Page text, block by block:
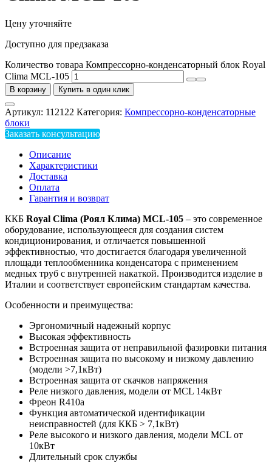
Цену уточняйте
Доступно для предзаказа
Количество товара Компрессорно-конденсаторный блок Royal
Clima MCL-105
В корзину Купить в один клик
Артикул: 112122 Категория: Компрессорно-конденсаторные
блоки
Заказать консультацию
Описание
Характеристики
Доставка
Оплата
Гарантия и возврат
ККБ Royal Clima (Роял Клима) MCL-105 – это современное
оборудование, использующееся для создания систем
кондиционирования, и отличается повышенной
эффективностью, что достигается благодаря увеличенной
площади теплообменника конденсатора с применением
медных труб с внутренней накаткой. Производится изделие в
Италии и соответствует европейским стандартам качества.
Особенности и преимущества:
Эргономичный надежный корпус
Высокая эффективность
Встроенная защита от неправильной фазировки питания
Встроенная защита по высокому и низкому давлению
(модели >7,1кВт)
Встроенная защита от скачков напряжения
Реле низкого давления, модели от MCL 14кВт
Фреон R410a
Функция автоматической идентификации
неисправностей (для ККБ > 7,1кВт)
Реле высокого и низкого давления, модели MCL от
10кВт
Длительный срок службы